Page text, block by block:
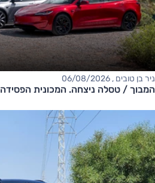
ניר בן טובים , 06/08/2026
המבוך / טסלה ניצחה. המכונית הפסידה